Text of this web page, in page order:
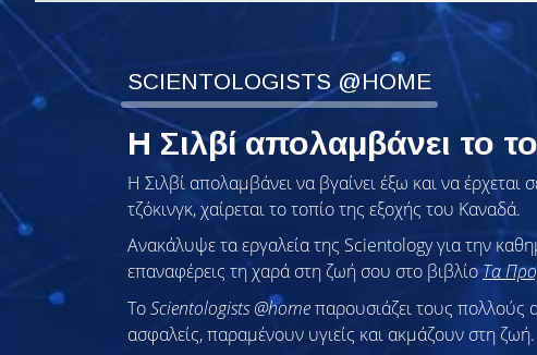
SCIENTOLOGISTS @HOME
Η Σιλβί απολαμβάνει το
Η Σιλβί απολαμβάνει να βγαίνει έξω και να έρχεται
τζόκινγκ, χαίρεται το τοπίο της εξοχής του Καναδά.
Ανακάλυψε τα εργαλεία της Scientology για την
επαναφέρεις τη χαρά στη ζωή σου στο βιβλίοΤα
ToScientologists @homeπαρουσιάζει τους
ασφαλείς, παραμένουν υγιείς και ακμάζουν στη ζωή.